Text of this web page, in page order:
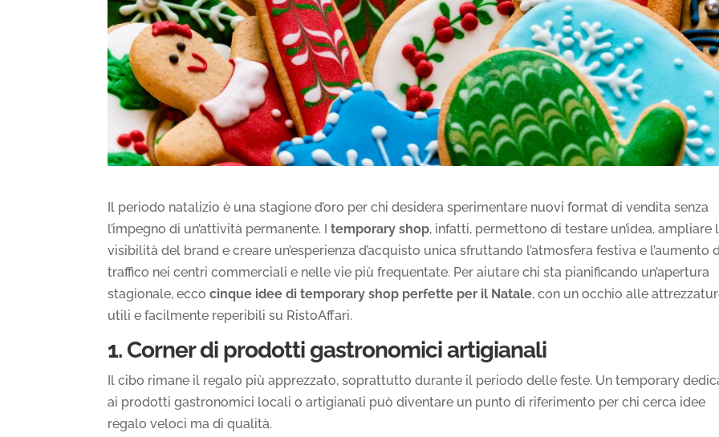
Il periodo natalizio è una stagione d’oro per chi desidera sperimentare nuovi format di vendita senza
l’impegno di un’attività permanente. Itemporary shop, infatti, permettono di testare un’idea, ampliare
visibilità del brand e creare un’esperienza d’acquisto unica sfruttando l’atmosfera festiva e l’aumento
traffico nei centri commerciali e nelle vie più frequentate. Per aiutare chi sta pianificando un’apertura
stagionale, eccocinque idee di temporary shop perfette per il Natale, con un occhio alle
utili e facilmente reperibili su RistoAffari.
1. Corner di prodotti gastronomici artigianali
Il cibo rimane il regalo più apprezzato, soprattutto durante il periodo delle feste. Un temporary
ai prodotti gastronomici locali o artigianali può diventare un punto di riferimento per chi cerca idee
regalo veloci ma di qualità.